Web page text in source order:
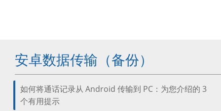
安卓数据传输（备份）
如何将通话记录从 Android 传输到 PC：为您介绍的 3
个有用提示